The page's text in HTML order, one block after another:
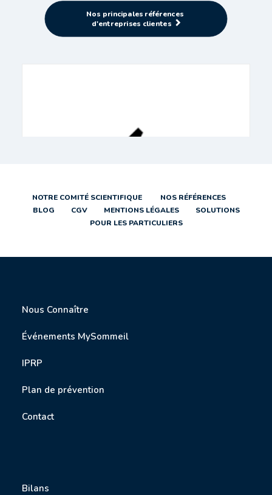
Nos principales références
d'entreprises clientes
NOTRE COMITÉ SCIENTIFIQUE
NOS RÉFÉRENCES
BLOG
CGV MENTIONS LÉGALES
SOLUTIONS
POUR LES PARTICULIERS
Nous Connaître
Événements MySommeil
IPRP
Plan de prévention
Contact
Bilans